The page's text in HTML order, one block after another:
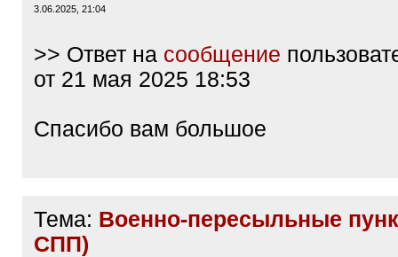
3.06.2025, 21:04
>> Ответ на сообщение
от 21 мая 2025 18:53
Спасибо вам большое
Тема: Военно-пересыльные
СПП)